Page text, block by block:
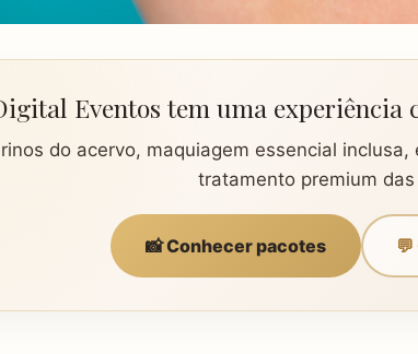
Eventos tem uma
do acervo, maquiagem essencial
tratamento premium
📸 Conhecer pacotes